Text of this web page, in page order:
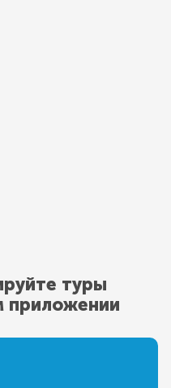
туры
приложении